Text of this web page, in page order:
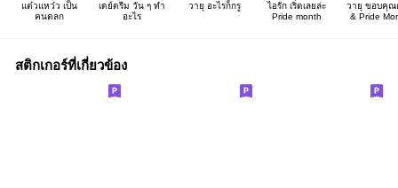
แต๋วแหว๋ว เป็น
คนตลก
เดย์ดรีม วัน ๆ ทำ
อะไร
วายุ อะไรก็กรู
ไอรัก เริ่ดเลยล่ะ
Pride month
วายุ ขอบคุณ
& Pride
สติกเกอร์ที่เกี่ยวข้อง